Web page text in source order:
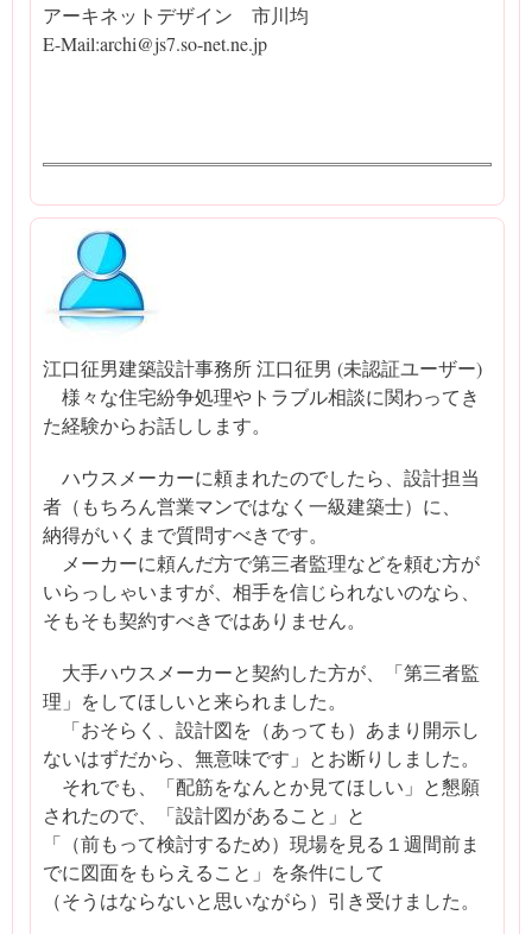
アーキネットデザイン 市川均
E-Mail:archi@js7.so-net.ne.jp
江口征男建築設計事務所 江口征男 (未認証ユーザー)
様々な住宅紛争処理やトラブル相談に関わってき
た経験からお話しします。
ハウスメーカーに頼まれたのでしたら、設計担当
者（もちろん営業マンではなく一級建築士）に、
納得がいくまで質問すべきです。
メーカーに頼んだ方で第三者監理などを頼む方が
いらっしゃいますが、相手を信じられないのなら、
そもそも契約すべきではありません。
大手ハウスメーカーと契約した方が、「第三者監
理」をしてほしいと来られました。
「おそらく、設計図を（あっても）あまり開示し
ないはずだから、無意味です」とお断りしました。
それでも、「配筋をなんとか見てほしい」と懇願
されたので、「設計図があること」と
「（前もって検討するため）現場を見る１週間前ま
でに図面をもらえること」を条件にして
（そうはならないと思いながら）引き受けました。